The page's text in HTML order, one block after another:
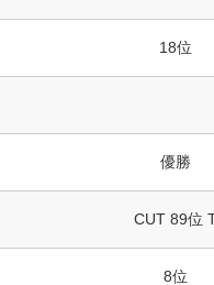
18位
優勝
CUT 89位
8位